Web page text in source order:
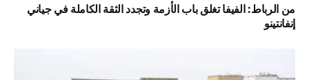
من الرباط: الفيفا تغلق باب الأزمة وتجدد الثقة الكاملة في جياني
إنفانتينو